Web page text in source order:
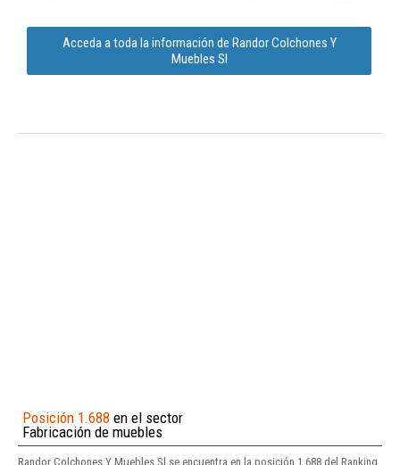
Acceda a toda la información de Randor Colchones Y
Muebles Sl
Posición 1.688 en el sector
Fabricación de muebles
Randor Colchones Y Muebles Sl se encuentra en la posición 1.688 del Ranking